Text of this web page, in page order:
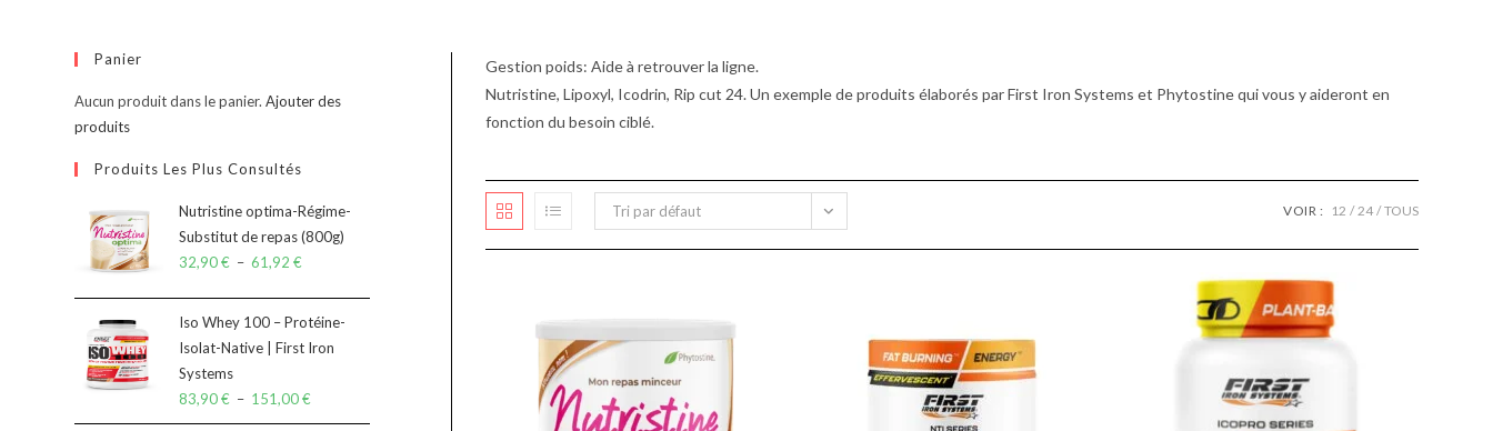
Gestion poids: Aide à retrouver la ligne.
Nutristine, Lipoxyl, Icodrin, Rip cut 24. Un exemple de produits élaborés par First Iron Systems et Phytostine qui vous y aideront en
fonction du besoin ciblé.
Tri par défaut VOIR : 12 24 TOUS
Panier
Aucun produit dans le panier.Ajouter des
produits
Produits Les Plus Consultés
Nutristine optima-Régime-
Substitut de repas (800g)
32,90€ – 61,92€
Iso Whey 100 – Protéine-
Isolat-Native | First Iron
Systems
83,90€ – 151,00€